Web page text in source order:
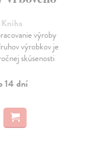
Kniha
výroby
výrobkov je
skúsenosti
14 dní